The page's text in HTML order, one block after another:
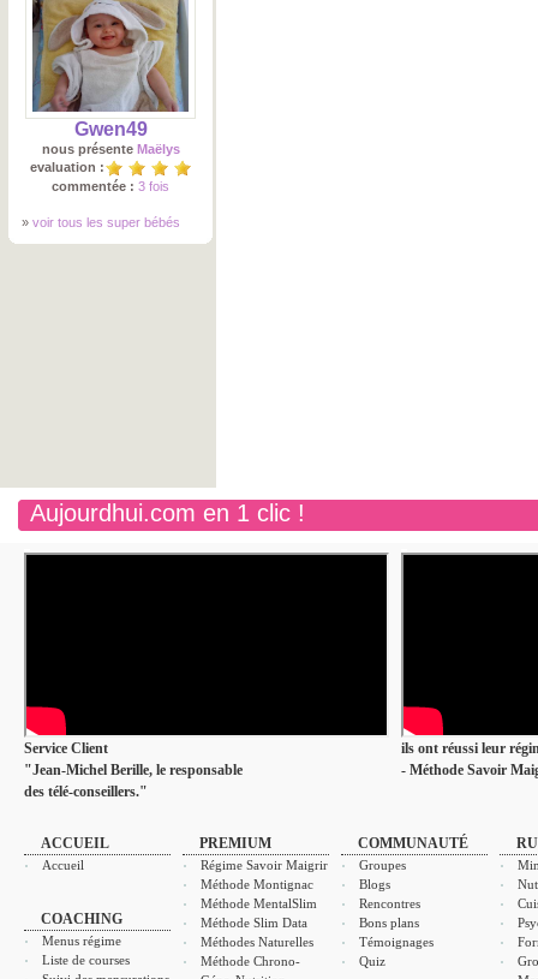
Gwen49
nous présente Maëlys
evaluation :
commentée : 3 fois
» voir tous les super bébés
Aujourdhui.com en 1 clic !
Service Client
"Jean-Michel Berille, le responsable
des télé-conseillers."
ils ont réussi leur
- Méthode Savoir
ACCUEIL
Accueil
COACHING
Menus régime
Liste de courses
PREMIUM
Régime Savoir Maigrir
Méthode Montignac
Méthode MentalSlim
Méthode Slim Data
Méthodes Naturelles
Méthode Chrono-
COMMUNAUTÉ
Groupes
Blogs
Rencontres
Bons plans
Témoignages
Quiz